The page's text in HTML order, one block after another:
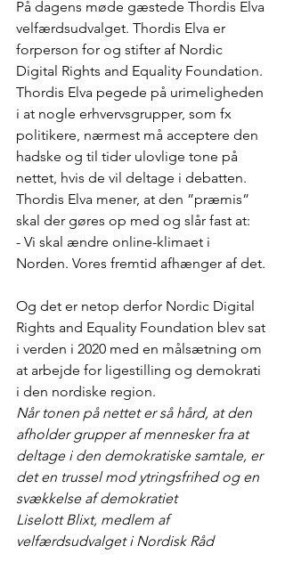
På dagens møde gæstede Thordis Elva
velfærdsudvalget. Thordis Elva er
forperson for og stifter af Nordic
Digital Rights and Equality Foundation.
Thordis Elva pegede på urimeligheden
i at nogle erhvervsgrupper, som fx
politikere, nærmest må acceptere den
hadske og til tider ulovlige tone på
nettet, hvis de vil deltage i debatten.
Thordis Elva mener, at den ”præmis”
skal der gøres op med og slår fast at:
- Vi skal ændre online-klimaet i
Norden. Vores fremtid afhænger af det.
Og det er netop derfor Nordic Digital
Rights and Equality Foundation blev sat
i verden i 2020 med en målsætning om
at arbejde for ligestilling og demokrati
i den nordiske region.
Når tonen på nettet er så hård, at den
afholder grupper af mennesker fra at
deltage i den demokratiske samtale, er
det en trussel mod ytringsfrihed og en
svækkelse af demokratiet
Liselott Blixt, medlem af
velfærdsudvalget i Nordisk Råd